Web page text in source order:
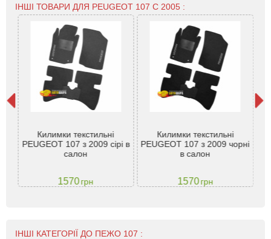
ІНШІ ТОВАРИ ДЛЯ PEUGEOT 107 С 2005 :
Килимки текстильні
PEUGEOT 107 з 2009 сірі в
салон
1570грн
Килимки текстильні
PEUGEOT 107 з 2009 чорні
в салон
1570грн
ІНШІ КАТЕГОРІЇ ДО ПЕЖО 107 :